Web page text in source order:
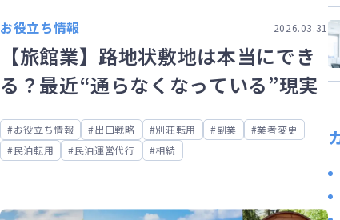
お役立ち情報 2026.03.31
【旅館業】路地状敷地は本当にでき
る？最近“通らなくなっている”現実
お役立ち情報 出口戦略 別荘転用 副業
業者変更
民泊転用
民泊運営代行 相続